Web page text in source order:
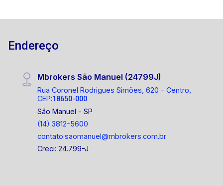
Endereço
Mbrokers São Manuel (24799J)
Rua Coronel Rodrigues Simões, 620 - Centro,
CEP:18650-000
São Manuel - SP
(14) 3812-5600
contato.saomanuel@mbrokers.com.br
Creci: 24.799-J